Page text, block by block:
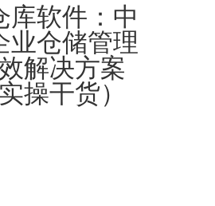
库软件：中
业仓储管理
解决方案
操干货）